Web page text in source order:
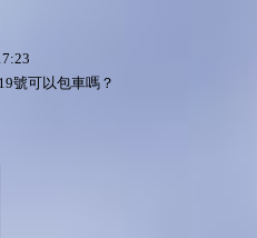
號可以包車嗎？